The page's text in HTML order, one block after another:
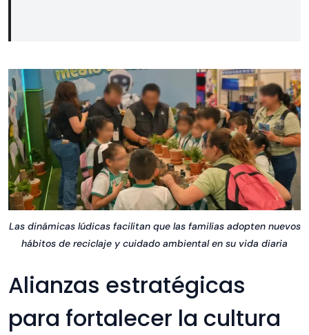
Las dinámicas lúdicas facilitan que las familias adopten nuevos
hábitos de reciclaje y cuidado ambiental en su vida diaria
Alianzas estratégicas
para fortalecer la cultura